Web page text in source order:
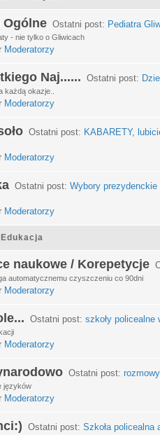
Ogólne Ostatni post: Pediatra
- nie tylko o Gliwicach
Moderatorzy
Naj...... Ostatni post:
każdą okazje..
Moderatorzy
Ostatni post: KABARETY,
Moderatorzy
Ostatni post: Wybory prezydenckie
Moderatorzy
Edukacja
naukowe / Korepetycje
automatycznemu czyszczeniu co 90dni
Moderatorzy
Ostatni post: szkoły policealne
Moderatorzy
Ostatni post:
języków
Moderatorzy
Ostatni post: Szkoła policealna